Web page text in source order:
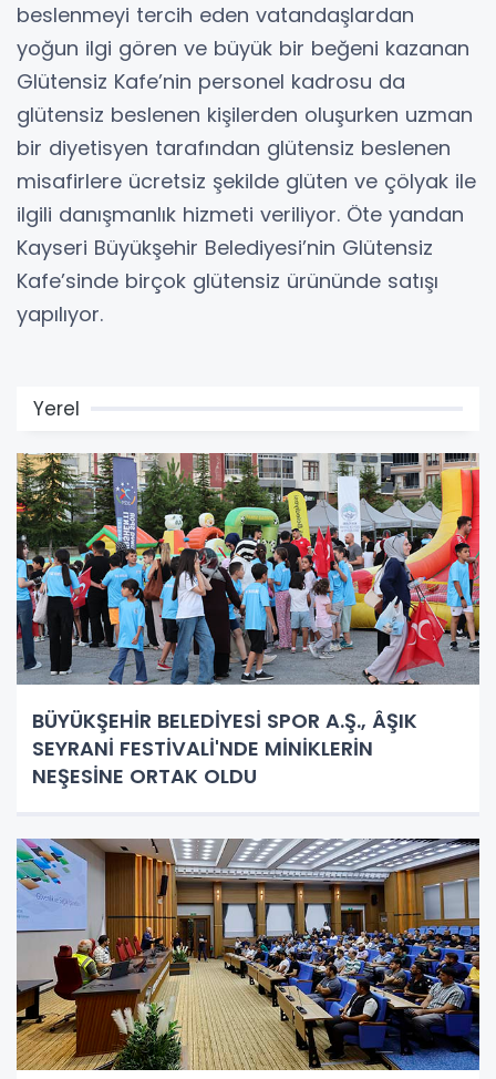
beslenmeyi tercih eden vatandaşlardan
yoğun ilgi gören ve büyük bir beğeni kazanan
Glütensiz Kafe’nin personel kadrosu da
glütensiz beslenen kişilerden oluşurken uzman
bir diyetisyen tarafından glütensiz beslenen
misafirlere ücretsiz şekilde glüten ve çölyak ile
ilgili danışmanlık hizmeti veriliyor. Öte yandan
Kayseri Büyükşehir Belediyesi’nin Glütensiz
Kafe’sinde birçok glütensiz ürününde satışı
yapılıyor.
Yerel
BÜYÜKŞEHİR BELEDİYESİ SPOR A.Ş., ÂŞIK
SEYRANİ FESTİVALİ'NDE MİNİKLERİN
NEŞESİNE ORTAK OLDU